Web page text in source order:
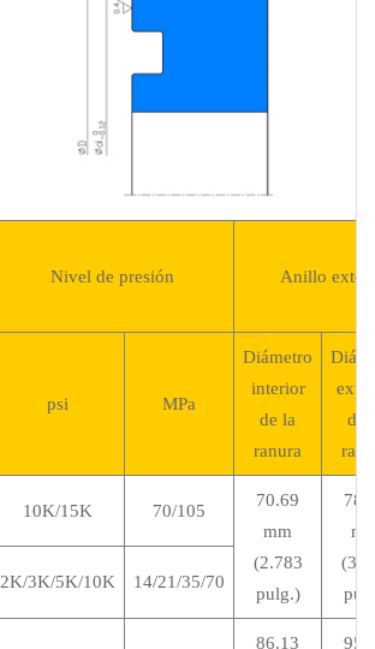
Nivel de presión Anillo
psi MPa
Diámetro
interior
de la
ranura
de
10K/15K 70/105
70.69
mm
(2.783
pulg.)
2K/3K/5K/10K 14/21/35/70
86.13